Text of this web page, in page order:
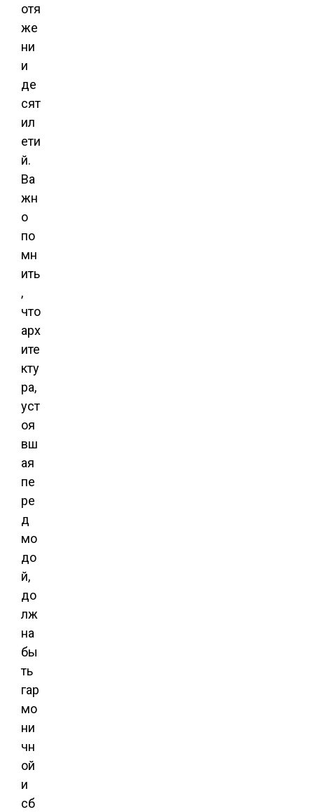
отя
же
ни
и
де
сят
ил
ети
й.
Ва
жн
о
по
мн
ить
,
что
арх
ите
кту
ра,
уст
оя
вш
ая
пе
ре
д
мо
до
й,
до
лж
на
бы
ть
гар
мо
ни
чн
ой
и
сб